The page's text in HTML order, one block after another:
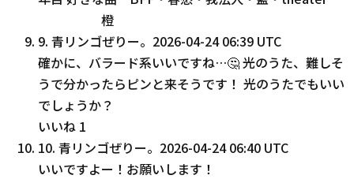
橙
9. 青リンゴぜりー。 2026-04-24 06:39 UTC
確かに、バラード系いいですね…🤔 光のうた、難しそ
うで分かったらピンと来そうです！ 光のうたでもいい
でしょうか？
いいね 1
10. 青リンゴぜりー。 2026-04-24 06:40 UTC
いいですよー！お願いします！